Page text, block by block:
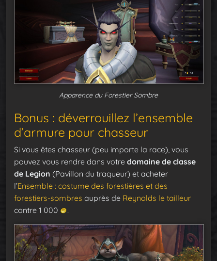
Apparence du Forestier Sombre
Bonus : déverrouillez l’ensemble
d’armure pour chasseur
Si vous êtes chasseur (peu importe la race), vous
pouvez vous rendre dans votre domaine de classe
de Legion (Pavillon du traqueur) et acheter
l’Ensemble : costume des forestières et des
forestiers-sombres auprès de Reynolds le tailleur
contre 1 000
.